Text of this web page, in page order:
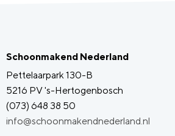
Schoonmakend Nederland
Pettelaarpark 130-B
5216 PV 's-Hertogenbosch
(073) 648 38 50
info@schoonmakendnederland.nl